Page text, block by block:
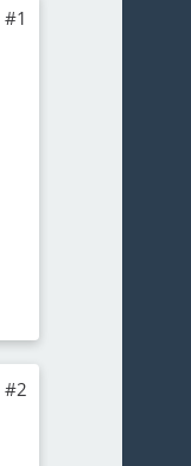
#1
#2